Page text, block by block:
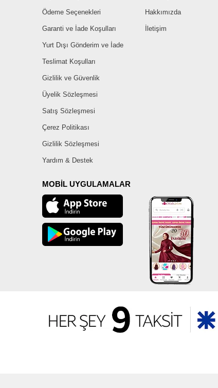
Ödeme Seçenekleri
Garanti ve İade Koşulları
Yurt Dışı Gönderim ve İade
Teslimat Koşulları
Gizlilik ve Güvenlik
Üyelik Sözleşmesi
Satış Sözleşmesi
Çerez Politikası
Gizlilik Sözleşmesi
Yardım & Destek
Hakkımızda
İletişim
MOBİL UYGULAMALAR